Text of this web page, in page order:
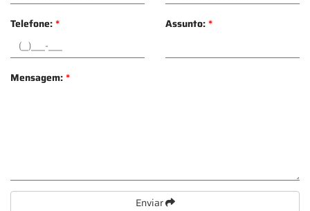
Telefone:* Assunto:*
Mensagem:*
Enviar